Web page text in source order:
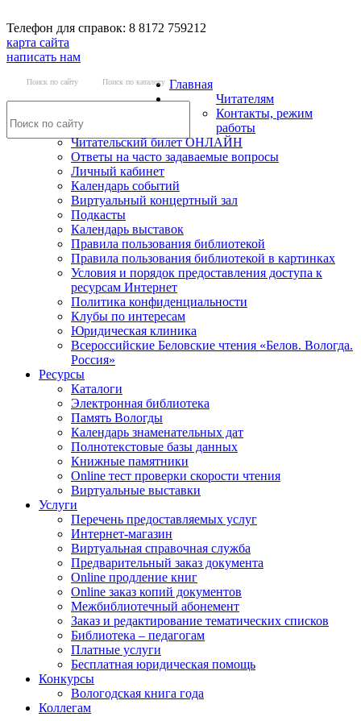
Телефон для справок: 8 8172 759212
карта сайта
написать нам
Поиск по сайту Поиск по каталогу Главная
Читателям
Контакты, режим
работы
Читательский билет ОНЛАЙН
Ответы на часто задаваемые вопросы
Личный кабинет
Календарь событий
Виртуальный концертный зал
Подкасты
Календарь выставок
Правила пользования библиотекой
Правила пользования библиотекой в картинках
Условия и порядок предоставления доступа к
ресурсам Интернет
Политика конфиденциальности
Клубы по интересам
Юридическая клиника
Всероссийские Беловские чтения «Белов. Вологда.
Россия»
Ресурсы
Каталоги
Электронная библиотека
Память Вологды
Календарь знаменательных дат
Полнотекстовые базы данных
Книжные памятники
Online тест проверки скорости чтения
Виртуальные выставки
Услуги
Перечень предоставляемых услуг
Интернет-магазин
Виртуальная справочная служба
Предварительный заказ документа
Online продление книг
Online заказ копий документов
Межбиблиотечный абонемент
Заказ и редактирование тематических списков
Библиотека – педагогам
Платные услуги
Бесплатная юридическая помощь
Конкурсы
Вологодская книга года
Коллегам